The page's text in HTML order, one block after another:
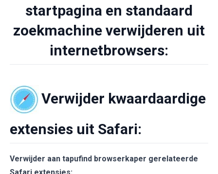
startpagina en standaard
zoekmachine verwijderen uit
internetbrowsers:
Verwijder kwaardaardige
extensies uit Safari:
Verwijder aan tapufind browserkaper gerelateerde